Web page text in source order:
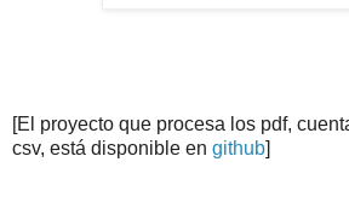
[El proyecto que procesa los pdf,
csv, está disponible en github]